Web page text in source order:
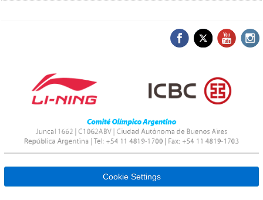
Cookie Settings